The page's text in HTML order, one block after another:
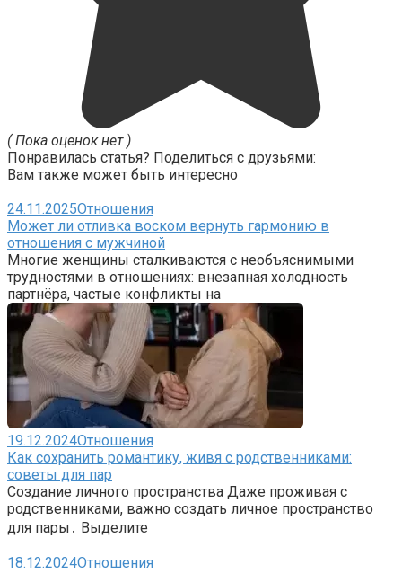
( Пока оценок нет )
Понравилась статья? Поделиться с друзьями:
Вам также может быть интересно
24.11.2025Отношения
Может ли отливка воском вернуть гармонию в
отношения с мужчиной
Многие женщины сталкиваются с необъяснимыми
трудностями в отношениях: внезапная холодность
партнёра, частые конфликты на
19.12.2024Отношения
Как сохранить романтику, живя с родственниками:
советы для пар
Создание личного пространства Даже проживая с
родственниками, важно создать личное пространство
для пары․ Выделите
18.12.2024Отношения